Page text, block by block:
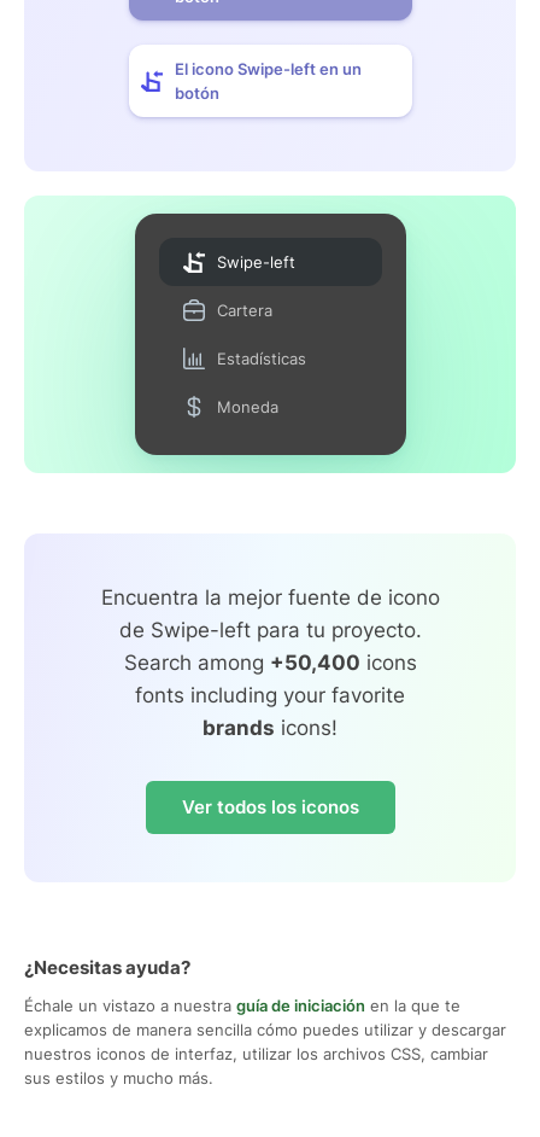
El icono Swipe-left en un
botón
Swipe-left
Cartera
Estadísticas
Moneda
Encuentra la mejor fuente de icono
de Swipe-left para tu proyecto.
Search among +50,400 icons
fonts including your favorite
brands icons!
Ver todos los iconos
¿Necesitas ayuda?
Échale un vistazo a nuestra guía de iniciación en la que te
explicamos de manera sencilla cómo puedes utilizar y descargar
nuestros iconos de interfaz, utilizar los archivos CSS, cambiar
sus estilos y mucho más.